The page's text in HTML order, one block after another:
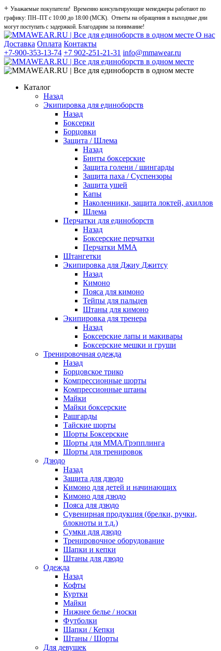
+ Уважаемые покупатели! Временно консультирующие менеджеры работают по
графику: ПН–ПТ с 10:00 до 18:00 (МСК). Ответы на обращения в выходные дни
могут поступать с задержкой. Благодарим за понимание!
О нас
Доставка Оплата Контакты
+7-900-353-13-74 +7 902-251-21-31 info@mmawear.ru
Каталог
Назад
Экипировка для единоборств
Назад
Боксерки
Борцовки
Защита / Шлема
Назад
Бинты боксерские
Защита голени / шингарды
Защита паха / Суспензоры
Защита ушей
Капы
Наколенники, защита локтей, ахиллов
Шлема
Перчатки для единоборств
Назад
Боксерские перчатки
Перчатки ММА
Штангетки
Экипировка для Джиу Джитсу
Назад
Кимоно
Пояса для кимоно
Тейпы для пальцев
Штаны для кимоно
Экипировка для тренера
Назад
Боксерские лапы и макивары
Боксерские мешки и груши
Тренировочная одежда
Назад
Борцовское трико
Компрессионные шорты
Компрессионные штаны
Майки
Майки боксерские
Рашгарды
Тайские шорты
Шорты Боксерские
Шорты для ММА/Грэпплинга
Шорты для тренировок
Дзюдо
Назад
Защита для дзюдо
Кимоно для детей и начинающих
Кимоно для дзюдо
Пояса для дзюдо
Сувенирная продукция (брелки, ручки,
блокноты и т.д.)
Сумки для дзюдо
Тренировочное оборудование
Шапки и кепки
Штаны для дзюдо
Одежда
Назад
Кофты
Куртки
Майки
Нижнее белье / носки
Футболки
Шапки / Кепки
Штаны / Шорты
Для девушек